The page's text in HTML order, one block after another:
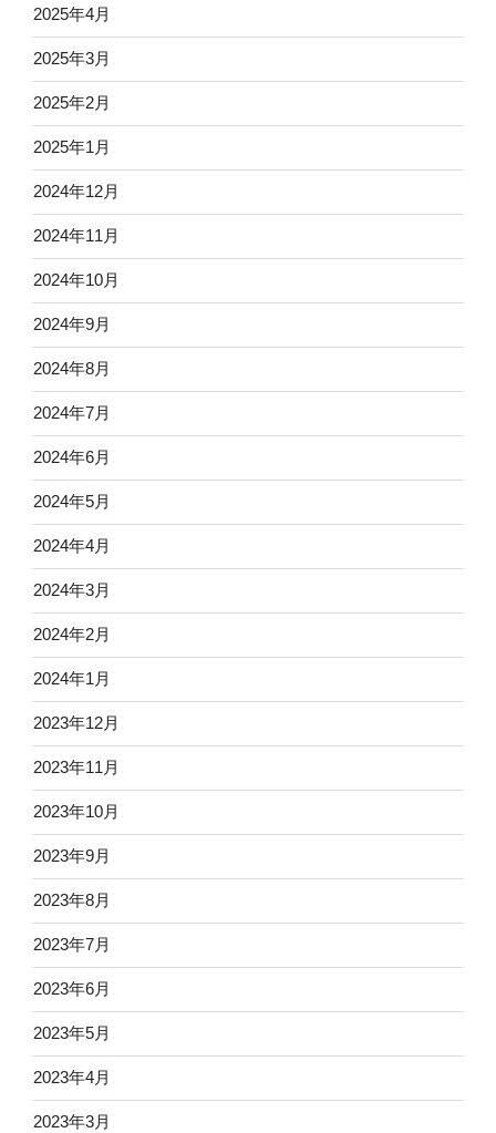
2025年4月
2025年3月
2025年2月
2025年1月
2024年12月
2024年11月
2024年10月
2024年9月
2024年8月
2024年7月
2024年6月
2024年5月
2024年4月
2024年3月
2024年2月
2024年1月
2023年12月
2023年11月
2023年10月
2023年9月
2023年8月
2023年7月
2023年6月
2023年5月
2023年4月
2023年3月